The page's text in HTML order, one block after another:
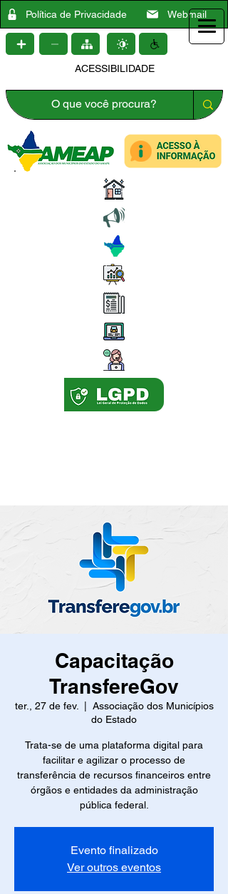
Política de Privacidade Webmail
ACESSIBILIDADE
Capacitação
TransfereGov
ter., 27 de fev.
Associação dos Municípios
do Estado
Trata-se de uma plataforma digital para
facilitar e agilizar o processo de
transferência de recursos financeiros entre
órgãos e entidades da administração
pública federal.
Evento finalizado
Ver outros eventos